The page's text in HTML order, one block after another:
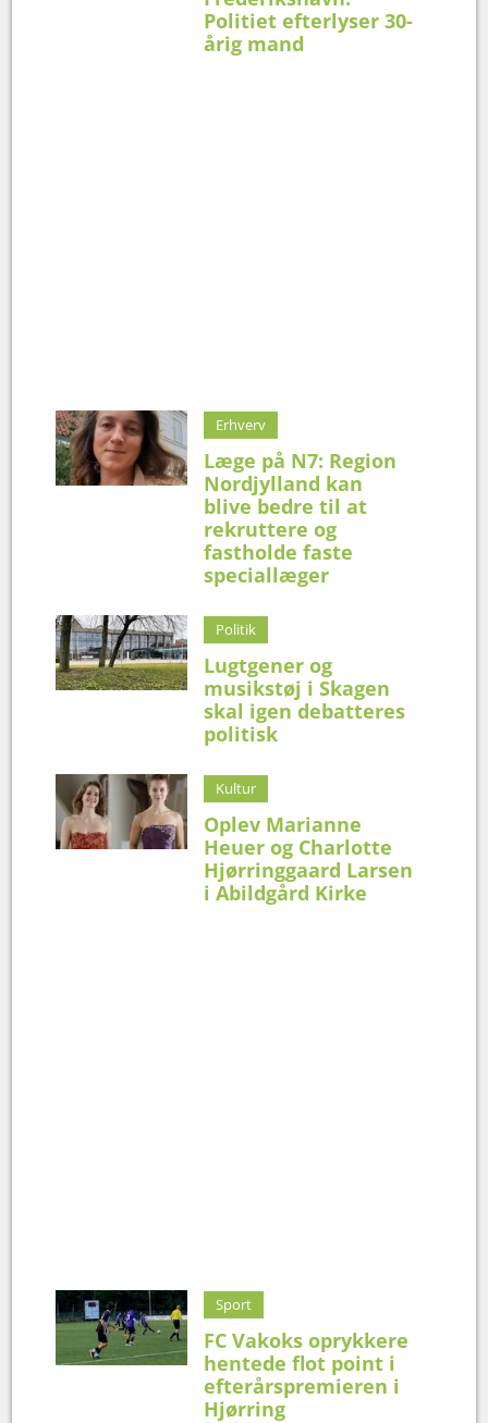
Politiet efterlyser 30-
årig mand
Erhverv
Læge på N7: Region
Nordjylland kan
blive bedre til at
rekruttere og
fastholde faste
speciallæger
Politik
Lugtgener og
musikstøj i Skagen
skal igen debatteres
politisk
Kultur
Oplev Marianne
Heuer og Charlotte
Hjørringgaard Larsen
i Abildgård Kirke
Sport
FC Vakoks oprykkere
hentede flot point i
efterårspremieren i
Hjørring